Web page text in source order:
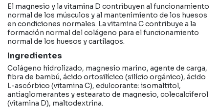
El magnesio y la vitamina D contribuyen al funcionamiento
normal de los músculos y al mantenimiento de los huesos
en condiciones normales. La vitamina C contribuye a la
formación normal del colágeno para el funcionamiento
normal de los huesos y cartílagos.
Ingredientes
Colágeno hidrolizado, magnesio marino, agente de carga,
fibra de bambú, ácido ortosilícico (silício orgánico), ácido
L-ascórbico (vitamina C), edulcorante: isomaltitol,
antiaglomerantes y estearato de magnesio, colecalciferol
(vitamina D), maltodextrina.